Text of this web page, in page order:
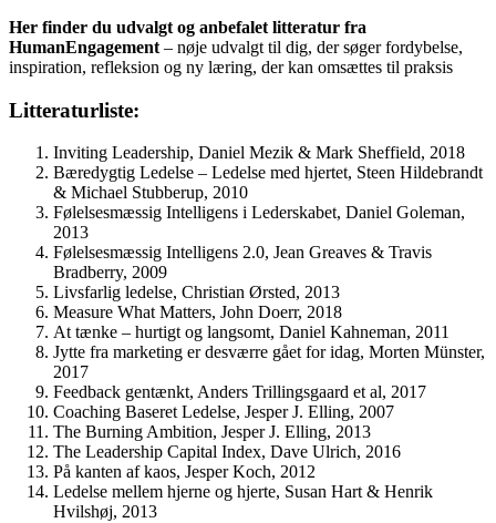
Her finder du udvalgt og anbefalet litteratur fra
HumanEngagement – nøje udvalgt til dig, der søger fordybelse,
inspiration, refleksion og ny læring, der kan omsættes til praksis
Litteraturliste:
Inviting Leadership, Daniel Mezik & Mark Sheffield, 2018
Bæredygtig Ledelse – Ledelse med hjertet, Steen Hildebrandt
& Michael Stubberup, 2010
Følelsesmæssig Intelligens i Lederskabet, Daniel Goleman,
2013
Følelsesmæssig Intelligens 2.0, Jean Greaves & Travis
Bradberry, 2009
Livsfarlig ledelse, Christian Ørsted, 2013
Measure What Matters, John Doerr, 2018
At tænke – hurtigt og langsomt, Daniel Kahneman, 2011
Jytte fra marketing er desværre gået for idag, Morten Münster,
2017
Feedback gentænkt, Anders Trillingsgaard et al, 2017
Coaching Baseret Ledelse, Jesper J. Elling, 2007
The Burning Ambition, Jesper J. Elling, 2013
The Leadership Capital Index, Dave Ulrich, 2016
På kanten af kaos, Jesper Koch, 2012
Ledelse mellem hjerne og hjerte, Susan Hart & Henrik
Hvilshøj, 2013